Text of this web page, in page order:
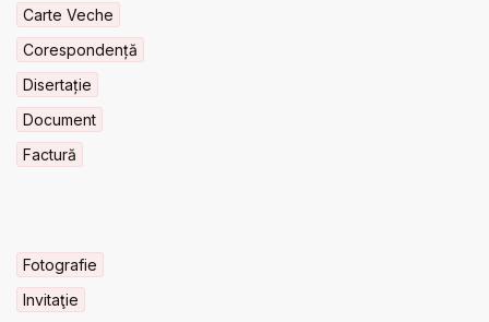
Carte Veche
Corespondență
Disertație
Document
Factură
Fotografie
Invitaţie